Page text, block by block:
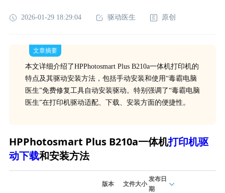
2026-01-29 18:29:04 驱动医生 原创
文章摘要
本文详细介绍了HPPhotosmart Plus B210a一体机打印机的
特点及其驱动安装方法，包括手动安装和使用“毒霸电脑
医生”免费修复工具自动安装驱动。特别强调了“毒霸电脑
医生”在打印机驱动适配、下载、安装方面的便捷性。
HPPhotosmart Plus B210a一体机打印机驱
动下载和安装方法
版本 文件大小
发布日
期